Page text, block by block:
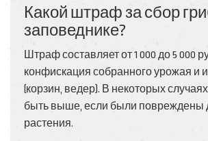
Какой штраф за сбор
заповеднике?
Штраф составляет от 1 000 до 5 000
конфискация собранного урожая и
(корзин, ведер). В некоторых
быть выше, если были повреждены
растения.